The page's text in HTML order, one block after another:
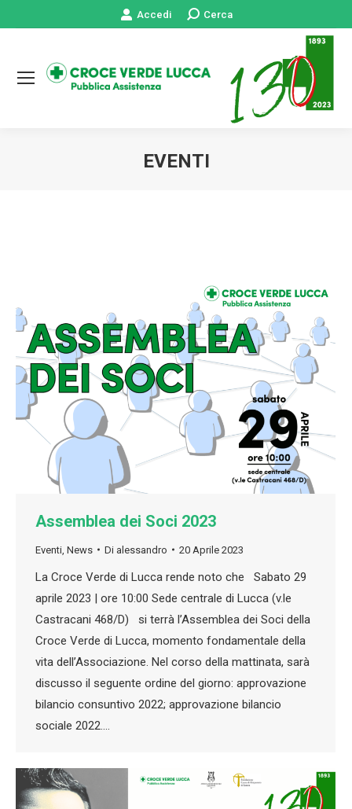
Accedi Cerca:Cerca
EVENTI
Assemblea dei Soci 2023
Eventi News Di alessandro 20 Aprile 2023
La Croce Verde di Lucca rende noto che Sabato 29
aprile 2023 | ore 10:00 Sede centrale di Lucca (v.le
Castracani 468/D) si terrà l’Assemblea dei Soci della
Croce Verde di Lucca, momento fondamentale della
vita dell’Associazione. Nel corso della mattinata, sarà
discusso il seguente ordine del giorno: approvazione
bilancio consuntivo 2022; approvazione bilancio
sociale 2022.…